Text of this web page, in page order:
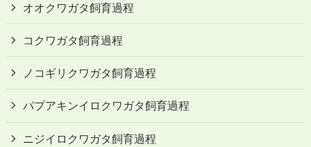
オオクワガタ飼育過程
コクワガタ飼育過程
ノコギリクワガタ飼育過程
パプアキンイロクワガタ飼育過程
ニジイロクワガタ飼育過程